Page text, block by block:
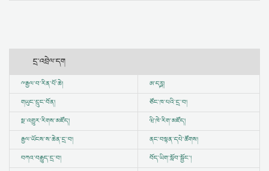
དྲ་འབྲེལ་དག
ྋརྒྱལ་བ་རིན་པོ་ཆེ།
ཨ་དཪྴ།
གཡུང་དྲུང་བོན།
ཙོང་ཁ་པའི་དྲ་བ།
སྔ་འགྱུར་རིགས་མཛོད།
ཝི་ཁེ་རིག་མཛོད།
རྒྱལ་ཡོངས་ས་ཆེན་དྲ་བ།
ནང་བསྟན་དཔེ་ཚོགས།
བཀའ་བརྒྱུད་དྲ་བ།
བོད་ཡིག་སློབ་སྦྱོང་།